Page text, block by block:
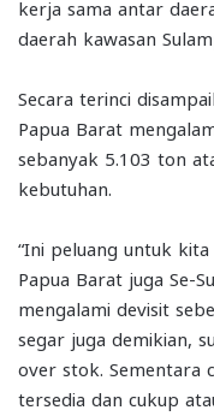
kerja sama antar
daerah kawasan
Secara terinci
Papua Barat
sebanyak 5.103 ton
kebutuhan.
“Ini peluang untuk
Papua Barat juga Se-
mengalami devisit
segar juga demikian,
over stok. Sementara
tersedia dan cukup